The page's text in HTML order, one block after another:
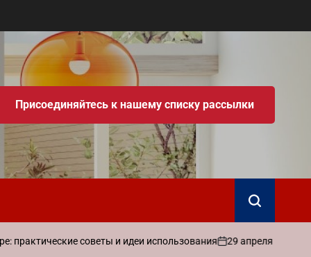
Присоединяйтесь к нашему списку рассылки
Поиск
советы и идеи использования
on
29 апреля 2026
Запись